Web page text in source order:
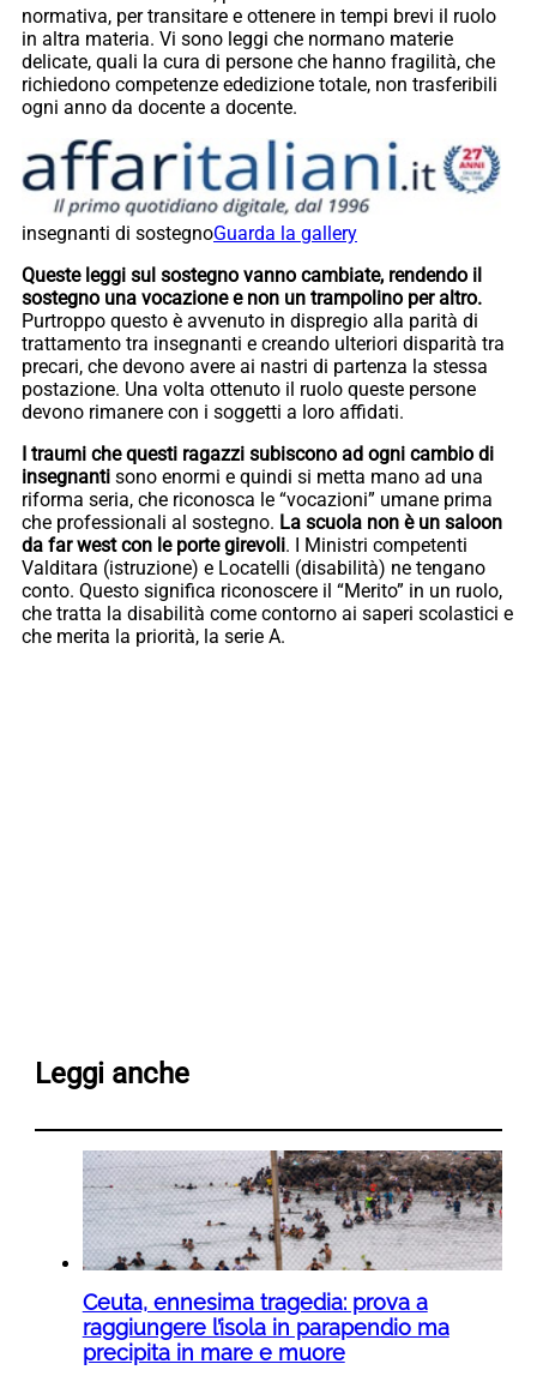
normativa, per transitare e ottenere in tempi brevi il ruolo
in altra materia. Vi sono leggi che normano materie
delicate, quali la cura di persone che hanno fragilità, che
richiedono competenze ededizione totale, non trasferibili
ogni anno da docente a docente.
insegnanti di sostegnoGuarda la gallery
Queste leggi sul sostegno vanno cambiate, rendendo il
sostegno una vocazione e non un trampolino per altro.
Purtroppo questo è avvenuto in dispregio alla parità di
trattamento tra insegnanti e creando ulteriori disparità tra
precari, che devono avere ai nastri di partenza la stessa
postazione. Una volta ottenuto il ruolo queste persone
devono rimanere con i soggetti a loro affidati.
I traumi che questi ragazzi subiscono ad ogni cambio di
insegnanti sono enormi e quindi si metta mano ad una
riforma seria, che riconosca le “vocazioni” umane prima
che professionali al sostegno. La scuola non è un saloon
da far west con le porte girevoli. I Ministri competenti
Valditara (istruzione) e Locatelli (disabilità) ne tengano
conto. Questo significa riconoscere il “Merito” in un ruolo,
che tratta la disabilità come contorno ai saperi scolastici e
che merita la priorità, la serie A.
Leggi anche
Ceuta, ennesima tragedia: prova a
raggiungere l’isola in parapendio ma
precipita in mare e muore